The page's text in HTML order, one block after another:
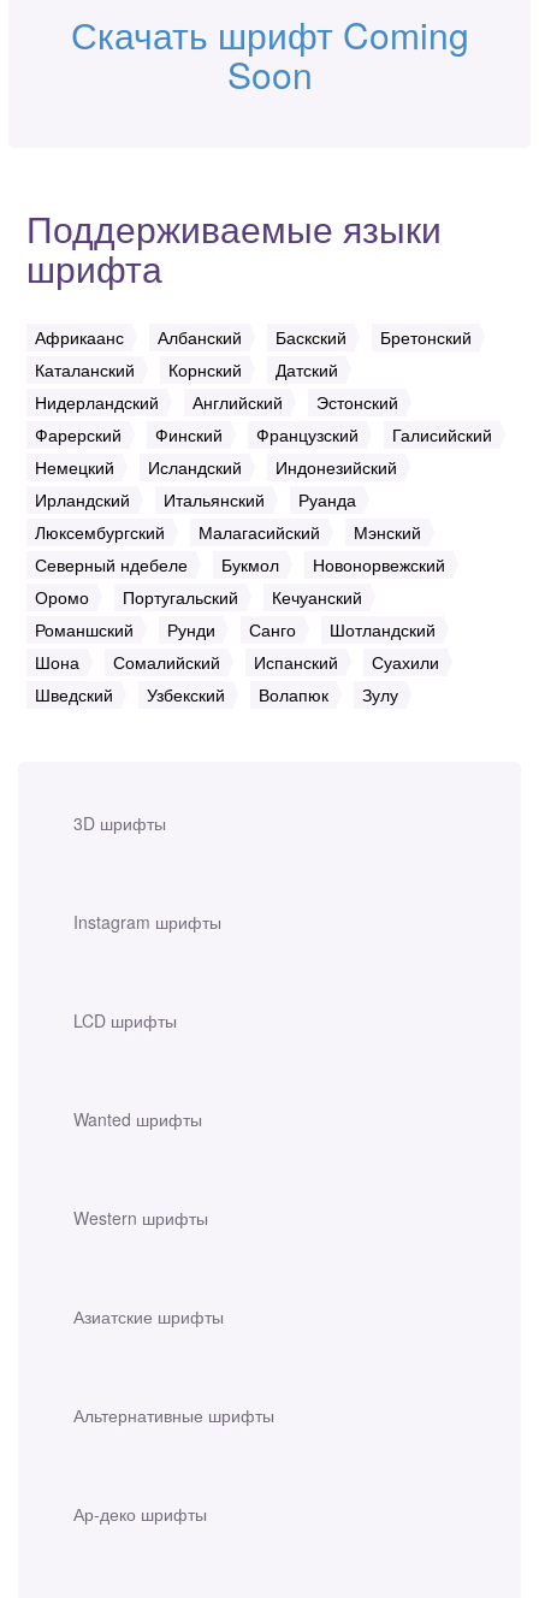
3D шрифты
Instagram шрифты
LCD шрифты
Wanted шрифты
Western шрифты
Азиатские шрифты
Альтернативные шрифты
Ар-деко шрифты
Скачать шрифт Coming
Soon
Поддерживаемые языки
шрифта
Африкаанс Албанский Баскский
Бретонский
Каталанский
Корнский
Датский
Нидерландский
Английский
Эстонский
Фарерский
Финский Французский
Галисийский
Немецкий
Исландский
Индонезийский
Ирландский
Итальянский
Руанда
Люксембургский
Малагасийский
Мэнский
Северный ндебеле
Букмол
Новонорвежский
Оромо
Португальский
Кечуанский
Романшский
Рунди Санго
Шотландский
Шона
Сомалийский Испанский
Суахили
Шведский
Узбекский Волапюк Зулу